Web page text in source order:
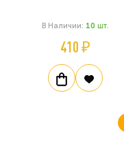
В Наличии: 10 Шт.
410 ₽